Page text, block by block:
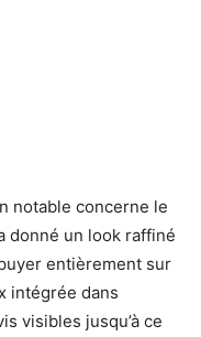
notable concerne le
donné un look raffiné
entièrement sur
intégrée dans
visibles jusqu’à ce